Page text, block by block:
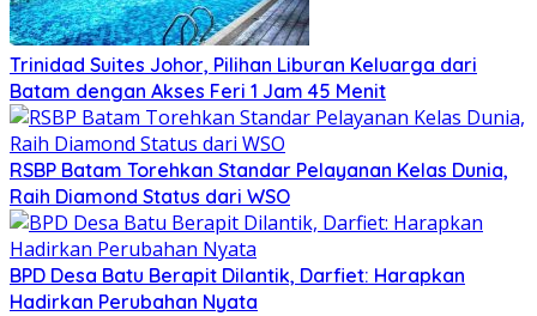
Trinidad Suites Johor, Pilihan Liburan Keluarga dari
Batam dengan Akses Feri 1 Jam 45 Menit
RSBP Batam Torehkan Standar Pelayanan Kelas Dunia,
Raih Diamond Status dari WSO
BPD Desa Batu Berapit Dilantik, Darfiet: Harapkan
Hadirkan Perubahan Nyata